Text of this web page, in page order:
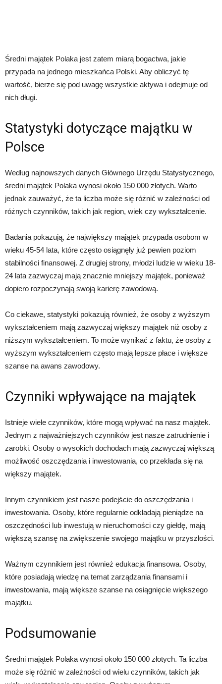
Średni majątek Polaka jest zatem miarą bogactwa, jakie
przypada na jednego mieszkańca Polski. Aby obliczyć tę
wartość, bierze się pod uwagę wszystkie aktywa i odejmuje od
nich długi.
Statystyki dotyczące majątku w
Polsce
Według najnowszych danych Głównego Urzędu Statystycznego,
średni majątek Polaka wynosi około 150 000 złotych. Warto
jednak zauważyć, że ta liczba może się różnić w zależności od
różnych czynników, takich jak region, wiek czy wykształcenie.
Badania pokazują, że największy majątek przypada osobom w
wieku 45-54 lata, które często osiągnęły już pewien poziom
stabilności finansowej. Z drugiej strony, młodzi ludzie w wieku 18-
24 lata zazwyczaj mają znacznie mniejszy majątek, ponieważ
dopiero rozpoczynają swoją karierę zawodową.
Co ciekawe, statystyki pokazują również, że osoby z wyższym
wykształceniem mają zazwyczaj większy majątek niż osoby z
niższym wykształceniem. To może wynikać z faktu, że osoby z
wyższym wykształceniem często mają lepsze płace i większe
szanse na awans zawodowy.
Czynniki wpływające na majątek
Istnieje wiele czynników, które mogą wpływać na nasz majątek.
Jednym z najważniejszych czynników jest nasze zatrudnienie i
zarobki. Osoby o wysokich dochodach mają zazwyczaj większą
możliwość oszczędzania i inwestowania, co przekłada się na
większy majątek.
Innym czynnikiem jest nasze podejście do oszczędzania i
inwestowania. Osoby, które regularnie odkładają pieniądze na
oszczędności lub inwestują w nieruchomości czy giełdę, mają
większą szansę na zwiększenie swojego majątku w przyszłości.
Ważnym czynnikiem jest również edukacja finansowa. Osoby,
które posiadają wiedzę na temat zarządzania finansami i
inwestowania, mają większe szanse na osiągnięcie większego
majątku.
Podsumowanie
Średni majątek Polaka wynosi około 150 000 złotych. Ta liczba
może się różnić w zależności od wielu czynników, takich jak